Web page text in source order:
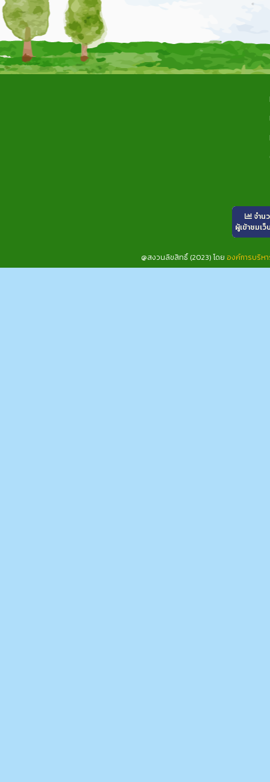
จำน
ผู้เข้าชมเว็
@สงวนลิขสิทธิ์ (2023) โดย องค์การบริห